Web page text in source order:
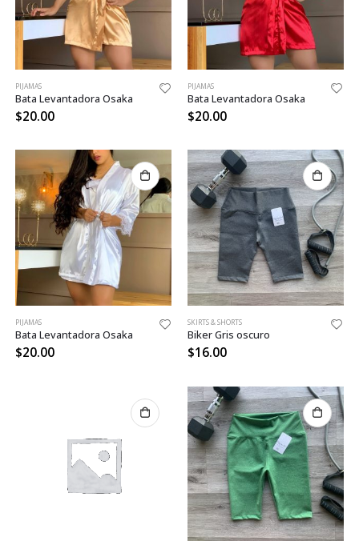
PIJAMAS
Bata Levantadora Osaka
$20.00
PIJAMAS
Bata Levantadora Osaka
$20.00
PIJAMAS
Bata Levantadora Osaka
$20.00
SKIRTS & SHORTS
Biker Gris oscuro
$16.00